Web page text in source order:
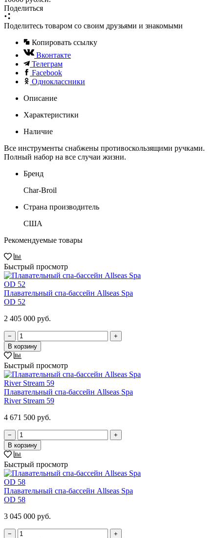
Поделиться
Поделитесь товаром со своим друзьями и знакомыми
Копировать ссылку
Вконтакте
Телеграм
Facebook
Одноклассники
Описание
Характеристики
Наличие
Все инструменты снабжены противоскользящими ручками.
Полный набор на все случаи жизни.
Бренд
Char-Broil
Страна производитель
США
Рекомендуемые товары
Быстрый просмотр
Плавательный спа-бассейн Allseas Spa
OD 52
2 405 000 руб.
−
+
В корзину
Быстрый просмотр
Плавательный спа-бассейн Allseas Spa
River Stream 59
4 671 500 руб.
−
+
В корзину
Быстрый просмотр
Плавательный спа-бассейн Allseas Spa
OD 58
3 045 000 руб.
−
+